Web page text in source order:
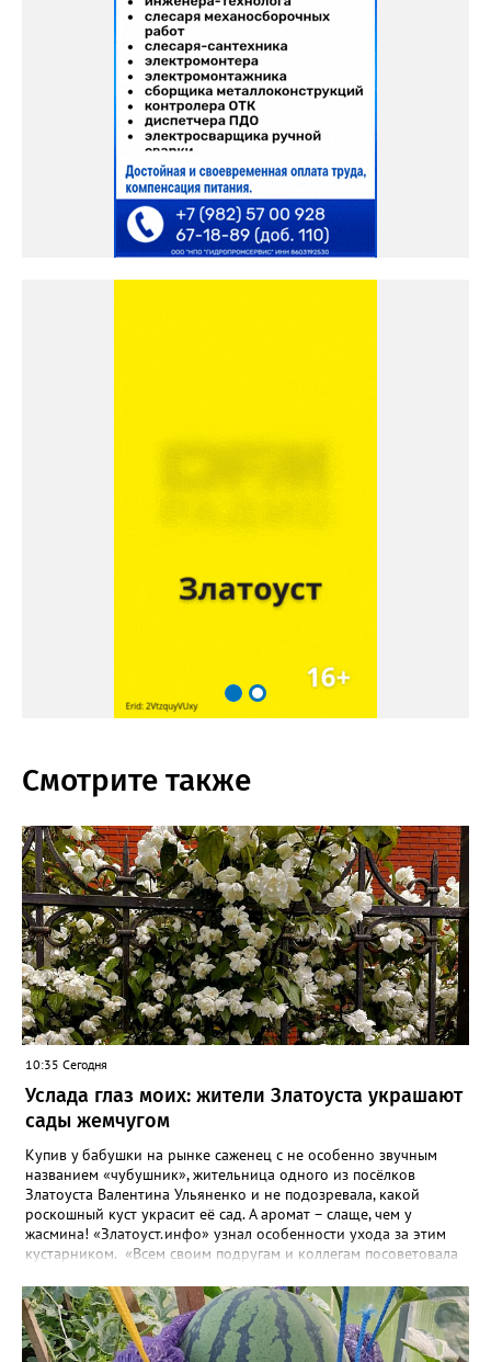
Смотрите также
10:35 Сегодня
Услада глаз моих: жители Златоуста украшают
сады жемчугом
Купив у бабушки на рынке саженец с не особенно звучным
названием «чубушник», жительница одного из посёлков
Златоуста Валентина Ульяненко и не подозревала, какой
роскошный куст украсит её сад. А аромат – слаще, чем у
жасмина! «Златоуст.инфо» узнал особенности ухода за этим
кустарником. «Всем своим подругам и коллегам посоветовала
городе всё больше, - рассказала нашему порталу Валентина. – У
меня растёт, на мой взгляд, самый красивый сорт – «Жемчуг».
Моему кусту (на фото) четыре года, достаточно компактный.
Махровые цветки - диаметром шесть сантиметров. Цветёт в